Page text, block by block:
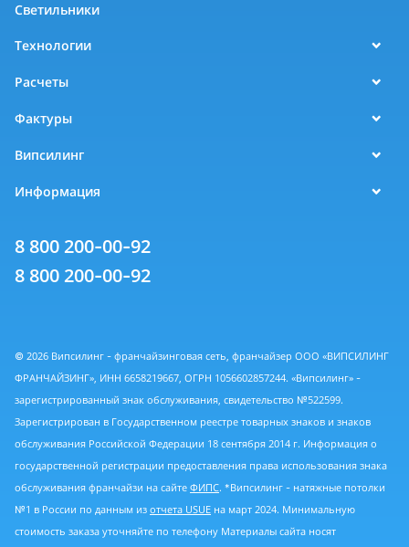
Светильники
Технологии
Расчеты
Фактуры
Випсилинг
Информация
8 800 200-00-92
8 800 200-00-92
© 2026 Випсилинг - франчайзинговая сеть, франчайзер ООО «ВИПСИЛИНГ
ФРАНЧАЙЗИНГ», ИНН 6658219667, ОГРН 1056602857244. «Випсилинг» -
зарегистрированный знак обслуживания, свидетельство №522599.
Зарегистрирован в Государственном реестре товарных знаков и знаков
обслуживания Российской Федерации 18 сентября 2014 г. Информация о
государственной регистрации предоставления права использования знака
обслуживания франчайзи на сайте ФИПС. *Випсилинг - натяжные потолки
№1 в России по данным из отчета USUE на март 2024. Минимальную
стоимость заказа уточняйте по телефону Материалы сайта носят